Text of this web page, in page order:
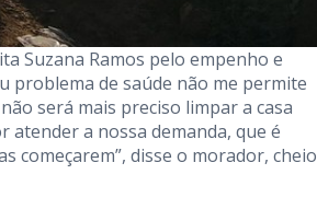
Suzana Ramos pelo empenho e
problema de saúde não me permite
será mais preciso limpar a casa
atender a nossa demanda, que é
começarem”, disse o morador, cheio